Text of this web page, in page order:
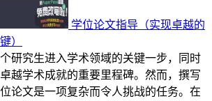
学位论文指导（实现卓越的
）
研究生进入学术领域的关键一步，同时
越学术成就的重要里程碑。然而，撰写
论文是一项复杂而令人挑战的任务。在